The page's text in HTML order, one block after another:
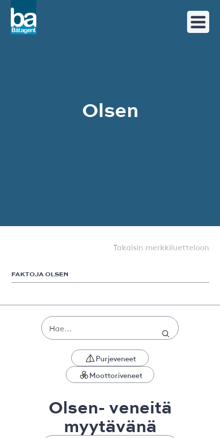
Olsen
Takaisin merkkiluetteloon
FAKTOJA OLSEN
Purjeveneet
Moottoriveneet
Olsen- veneitä
myytävänä